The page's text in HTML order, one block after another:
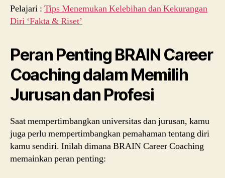
Pelajari : Tips Menemukan Kelebihan dan Kekurangan
Diri ‘Fakta & Riset’
Peran Penting BRAIN Career
Coaching dalam Memilih
Jurusan dan Profesi
Saat mempertimbangkan universitas dan jurusan, kamu
juga perlu mempertimbangkan pemahaman tentang diri
kamu sendiri. Inilah dimana BRAIN Career Coaching
memainkan peran penting: